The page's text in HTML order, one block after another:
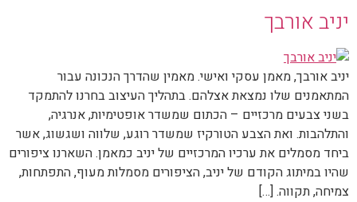
יניב אורבך
יניב אורבך, מאמן עסקי ואישי. מאמין שהדרך הנכונה עבור
המתאמנים שלו נמצאת אצלהם. בתהליך העיצוב בחרנו להתמקד
בשני צבעים מרכזיים – הכתום שמשדר אופטימיות, אנרגיה,
והתלהבות. ואת הצבע הטורקיז שמשדר רוגע, שלווה ושגשוג, אשר
ביחד מסמלים את ערכיו המרכזיים של יניב כמאמן. השארנו ציפורים
שהיו במיתוג הקודם של יניב, הציפורים מסמלות מעוף, התפתחות,
צמיחה, תקווה. […]